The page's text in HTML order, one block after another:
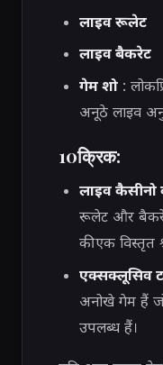
लाइव रूलेट
लाइव बैकरेट
गेम शो:
अनूठे लाइव
10क्रिक:
लाइव
रूलेट और
की एक विस्तृत
एक्सक्लूसिव
अनोखे गेम हैं
उपलब्ध हैं।